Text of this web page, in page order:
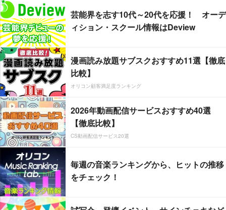
芸能界を志す10代～20代を応援！ オーデ
ィション・スクール情報はDeview
漫画読み放題サブスクおすすめ11選【徹底
比較】
オリコン顧客満足度ランキング
2026年動画配信サービスおすすめ40選
【徹底比較】
CS動画配信サービス20選
毎週の音楽ランキングから、ヒットの推移
をチェック！